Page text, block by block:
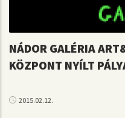
NÁDOR GALÉRIA
KÖZPONT NYÍLT
2015.02.12.